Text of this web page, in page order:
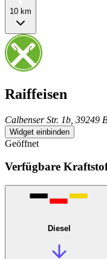
10 km
Raiffeisen
Calbenser Str. 1b, 39249
Widget einbinden
Geöffnet
Verfügbare
Diesel